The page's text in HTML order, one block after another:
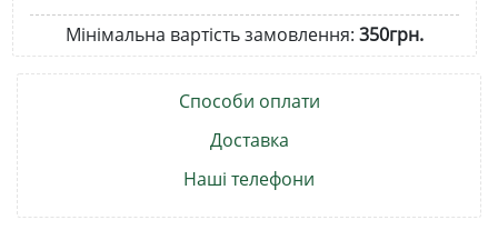
Мінімальна вартість замовлення: 350грн.
Способи оплати
Доставка
Наші телефони